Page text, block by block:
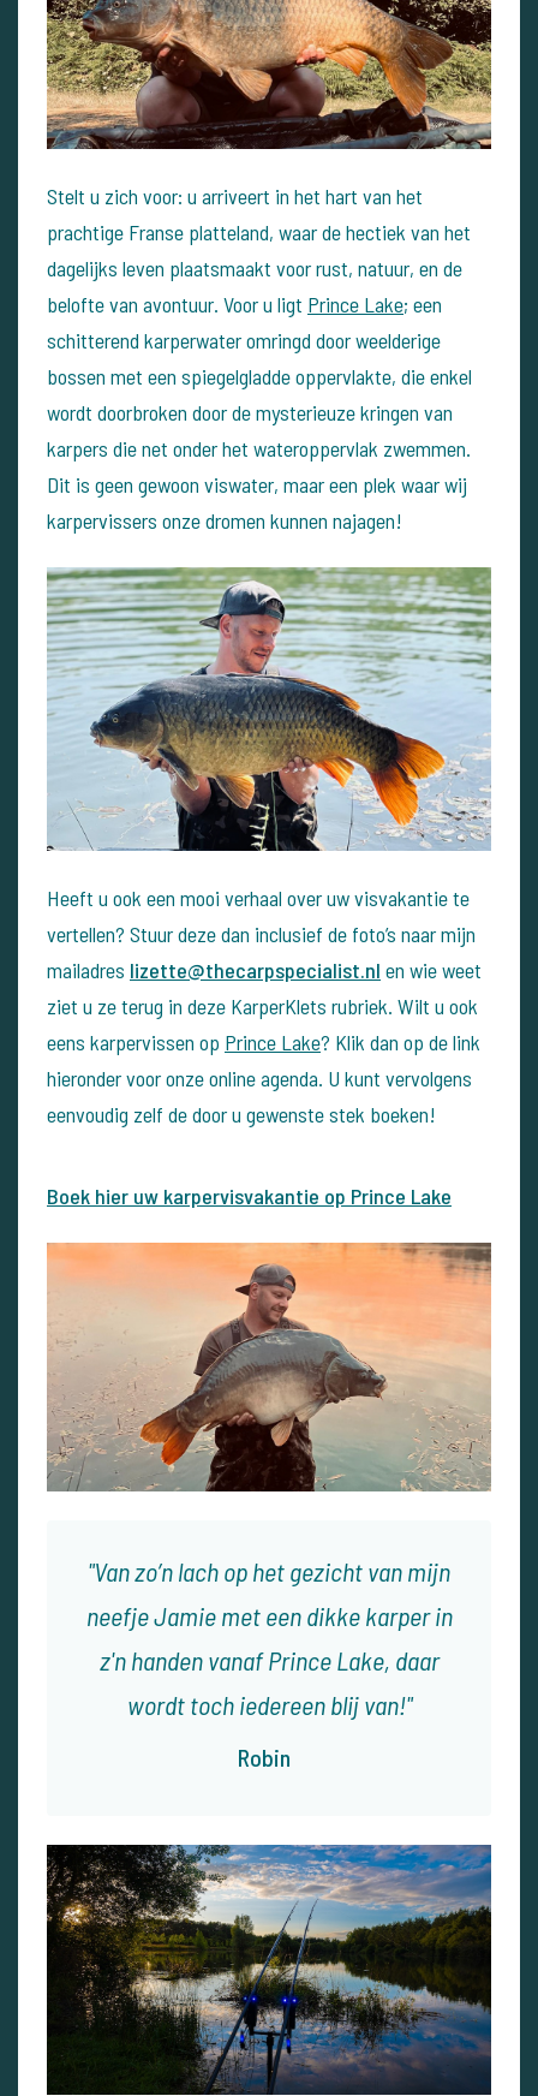
Stelt u zich voor: u arriveert in het hart van het
prachtige Franse platteland, waar de hectiek van het
dagelijks leven plaatsmaakt voor rust, natuur, en de
belofte van avontuur. Voor u ligt Prince Lake; een
schitterend karperwater omringd door weelderige
bossen met een spiegelgladde oppervlakte, die enkel
wordt doorbroken door de mysterieuze kringen van
karpers die net onder het wateroppervlak zwemmen.
Dit is geen gewoon viswater, maar een plek waar wij
karpervissers onze dromen kunnen najagen!
Heeft u ook een mooi verhaal over uw visvakantie te
vertellen? Stuur deze dan inclusief de foto’s naar mijn
mailadres lizette@thecarpspecialist.nl en wie weet
ziet u ze terug in deze KarperKlets rubriek. Wilt u ook
eens karpervissen op Prince Lake? Klik dan op de link
hieronder voor onze online agenda. U kunt vervolgens
eenvoudig zelf de door u gewenste stek boeken!
Boek hier uw karpervisvakantie op Prince Lake
Van zo’n lach op het gezicht van mijn
neefje Jamie met een dikke karper in
z'n handen vanaf Prince Lake, daar
wordt toch iedereen blij van!
Robin